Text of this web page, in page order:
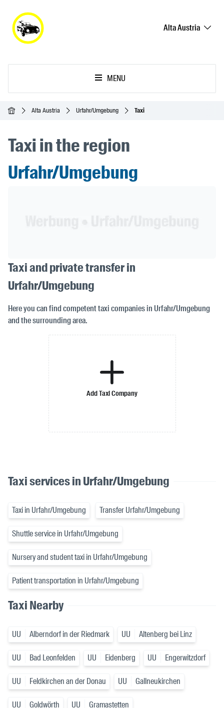
Alta Austria
MENU
Inicio Alta Austria Urfahr/Umgebung Taxi
Taxi in the region
Urfahr/Umgebung
Taxi and private transfer in
Urfahr/Umgebung
Here you can find competent taxi companies in Urfahr/Umgebung
and the surrounding area.
Add Taxi Company
Taxi services in Urfahr/Umgebung
Taxi in Urfahr/Umgebung Transfer Urfahr/Umgebung
Shuttle service in Urfahr/Umgebung
Nursery and student taxi in Urfahr/Umgebung
Patient transportation in Urfahr/Umgebung
Taxi Nearby
UU Alberndorf in der Riedmark UU Altenberg bei Linz
UU Bad Leonfelden UU Eidenberg UU Engerwitzdorf
UU Feldkirchen an der Donau UU Gallneukirchen
UU Goldwörth UU Gramastetten